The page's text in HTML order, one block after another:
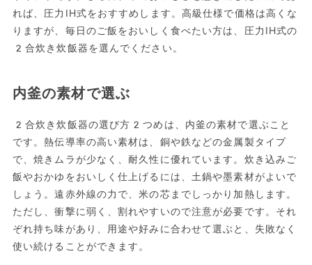
れば、圧力IH式をおすすめします。高級仕様で価格は高くな
りますが、毎日のご飯をおいしく食べたい方は、圧力IH式の
2合炊き炊飯器を選んでください。
内釜の素材で選ぶ
2合炊き炊飯器の選び方2つめは、内釜の素材で選ぶこと
です。熱伝導率の高い素材は、銅や鉄などの金属製タイプ
で、焼きムラが少なく、耐久性に優れています。炊き込みご
飯やおかゆをおいしく仕上げるには、土鍋や墨素材がよいで
しょう。遠赤外線の力で、米の芯までしっかり加熱します。
ただし、衝撃に弱く、割れやすいので注意が必要です。それ
ぞれ持ち味があり、用途や好みに合わせて選ぶと、失敗なく
使い続けることができます。